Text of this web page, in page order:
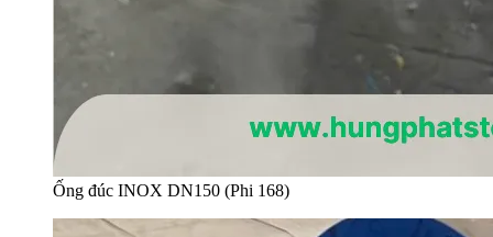
Ống đúc INOX DN150 (Phi 168)